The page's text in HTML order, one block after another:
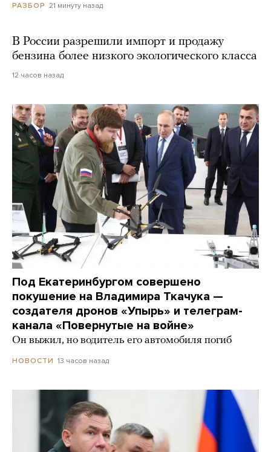
РАЗБОР 21 минуту назад
В России разрешили импорт и продажу
бензина более низкого экологического класса
12 часов назад
Под Екатеринбургом совершено
покушение на Владимира Ткачука —
создателя дронов «Упырь» и телеграм-
канала «Повернутые на войне»
Он выжил, но водитель его автомобиля погиб
НОВОСТИ 13 часов назад